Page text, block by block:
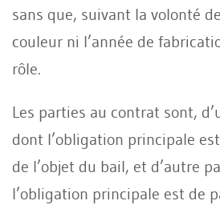
sans que, suivant la volonté
couleur ni l’année de
rôle.
Les parties au contrat sont,
dont l’obligation principale
de l’objet du bail, et d’autre
l’obligation principale est de